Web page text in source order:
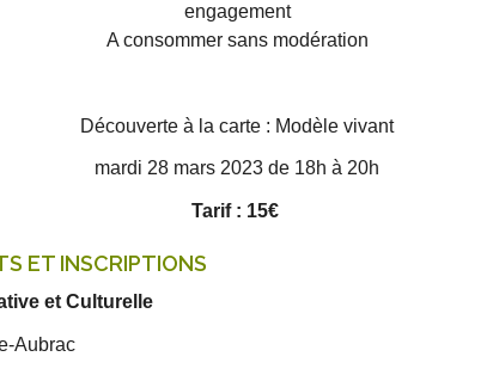
engagement
A consommer sans modération
Découverte à la carte : Modèle vivant
mardi 28 mars 2023 de 18h à 20h
Tarif : 15€
ET INSCRIPTIONS
et Culturelle
Aubrac